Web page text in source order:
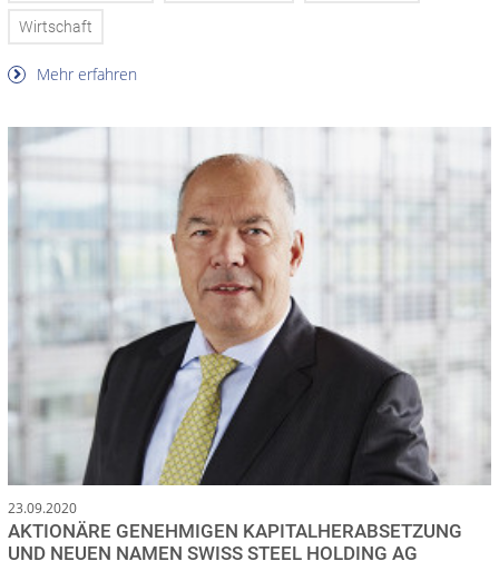
Wirtschaft
Mehr erfahren
23.09.2020
AKTIONÄRE GENEHMIGEN KAPITALHERABSETZUNG
UND NEUEN NAMEN SWISS STEEL HOLDING AG